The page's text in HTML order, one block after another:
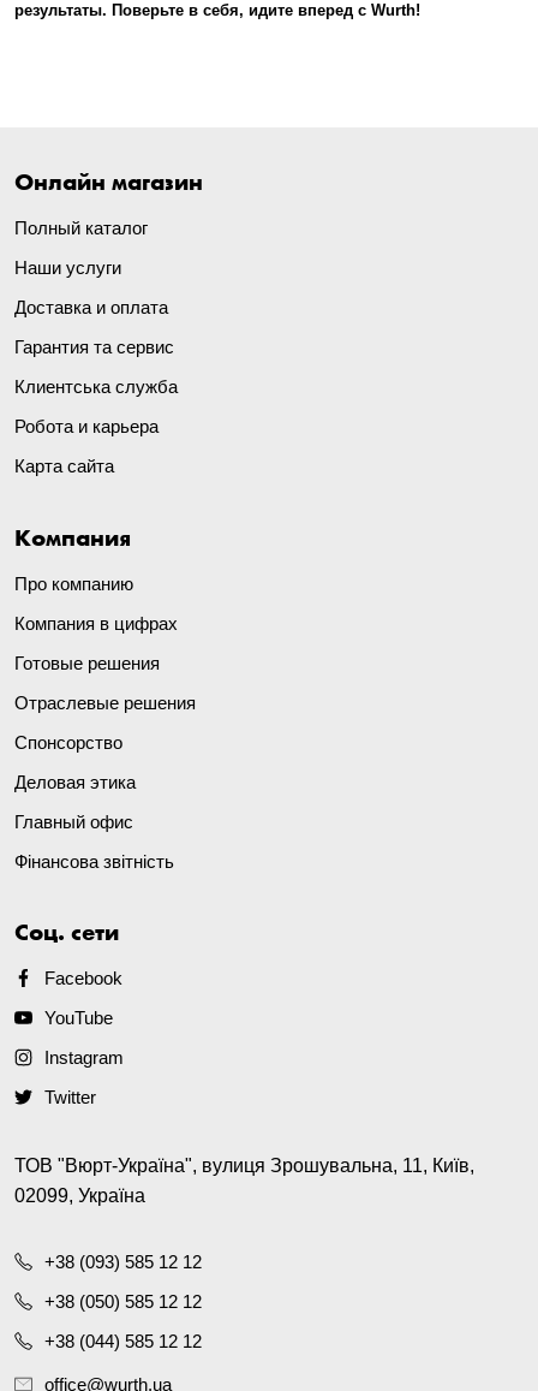
результаты. Поверьте в себя, идите вперед с Wurth!
Онлайн магазин
Полный каталог
Наши услуги
Доставка и оплата
Гарантия та сервис
Клиентська служба
Робота и карьера
Карта сайта
Компания
Про компанию
Компания в цифрах
Готовые решения
Отраслевые решения
Спонсорство
Деловая этика
Главный офис
Фінансова звітність
Соц. сети
Facebook
YouTube
Instagram
Twitter
ТОВ "Вюрт-Україна", вулиця Зрошувальна, 11, Київ,
02099, Україна
+38 (093) 585 12 12
+38 (050) 585 12 12
+38 (044) 585 12 12
office@wurth.ua